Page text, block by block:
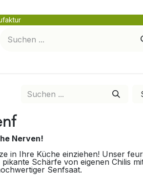
Nerven!
in Ihre Küche einziehen! Unser
Schärfe von eigenen Chilis
Senfsaat.